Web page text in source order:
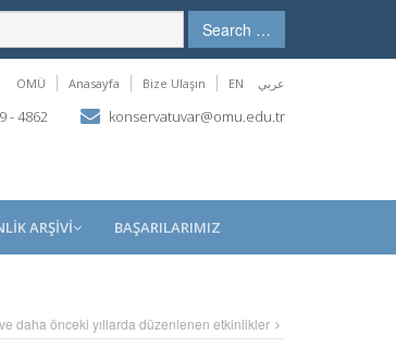
Search …
OMÜ Anasayfa Bize Ulaşın EN عربي
- 4862 konservatuvar@omu.edu.tr
ARŞİVİ BAŞARILARIMIZ
daha önceki yıllarda düzenlenen etkinlikler